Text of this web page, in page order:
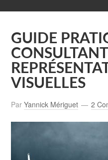
GUIDE
CONSULTANT
VISUELLES
ParYannick Mériguet 2